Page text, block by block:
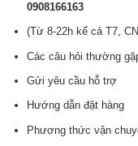
0908166163
(Từ 8-22h kể cả T7,
Các câu hỏi thường
Gửi yêu cầu hỗ trợ
Hướng dẫn đặt hàng
Phương thức vận